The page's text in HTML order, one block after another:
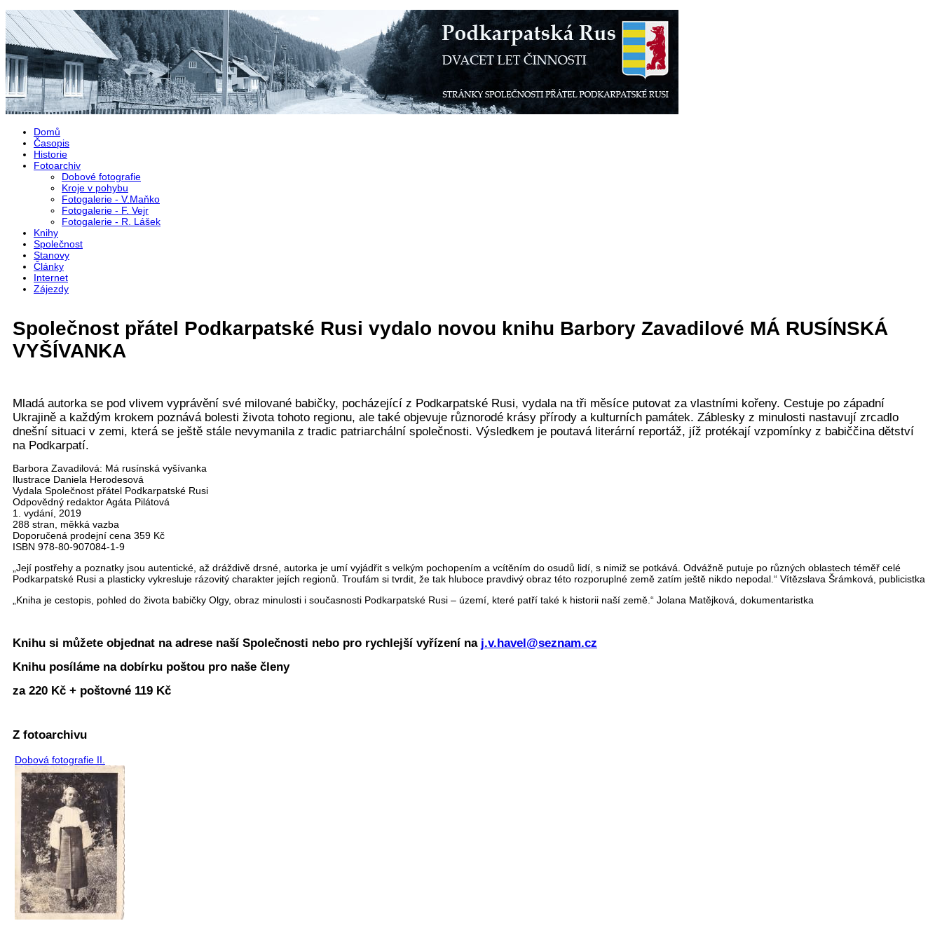
Přejít k hlavnímu obsahu
Domů
Časopis
Historie
Fotoarchiv
Dobové fotografie
Kroje v pohybu
Fotogalerie - V.Maňko
Fotogalerie - F. Vejr
Fotogalerie - R. Lášek
Knihy
Společnost
Stanovy
Články
Internet
Zájezdy
Společnost přátel Podkarpatské Rusi vydalo novou knihu Barbory Zavadilové MÁ RUSÍNSKÁ
VYŠÍVANKA
Mladá autorka se pod vlivem vyprávění své milované babičky, pocházející z Podkarpatské Rusi, vydala na tři měsíce putovat za vlastními kořeny. Cestuje po západní
Ukrajině a každým krokem poznává bolesti života tohoto regionu, ale také objevuje různorodé krásy přírody a kulturních památek. Záblesky z minulosti nastavují zrcadlo
dnešní situaci v zemi, která se ještě stále nevymanila z tradic patriarchální společnosti. Výsledkem je poutavá literární reportáž, jíž protékají vzpomínky z babiččina dětství
na Podkarpatí.
Barbora Zavadilová: Má rusínská vyšívanka
Ilustrace Daniela Herodesová
Vydala Společnost přátel Podkarpatské Rusi
Odpovědný redaktor Agáta Pilátová
1. vydání, 2019
288 stran, měkká vazba
Doporučená prodejní cena 359 Kč
ISBN 978-80-907084-1-9
„Její postřehy a poznatky jsou autentické, až dráždivě drsné, autorka je umí vyjádřit s velkým pochopením a vcítěním do osudů lidí, s nimiž se potkává. Odvážně putuje po různých oblastech téměř celé
Podkarpatské Rusi a plasticky vykresluje rázovitý charakter jejích regionů. Troufám si tvrdit, že tak hluboce pravdivý obraz této rozporuplné země zatím ještě nikdo nepodal.“ Vítězslava Šrámková, publicistka
„Kniha je cestopis, pohled do života babičky Olgy, obraz minulosti i současnosti Podkarpatské Rusi – území, které patří také k historii naší země.“ Jolana Matějková, dokumentaristka
Knihu si můžete objednat na adrese naší Společnosti nebo pro rychlejší vyřízení na j.v.havel@seznam.cz
Knihu posíláme na dobírku poštou pro naše členy
za 220 Kč + poštovné 119 Kč
Z fotoarchivu
Dobová fotografie II.